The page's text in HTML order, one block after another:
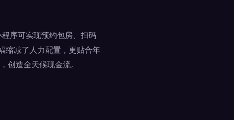
序可实现预约包房、扫码
缩减了人力配置，更贴合年
创造全天候现金流。